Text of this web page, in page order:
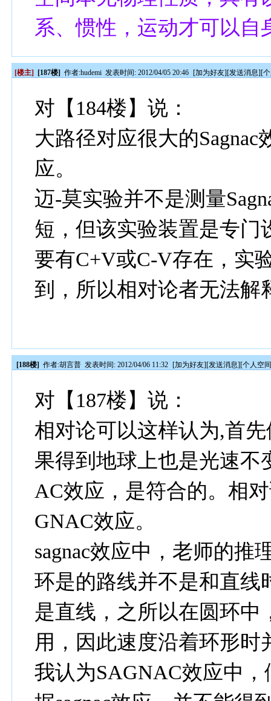
系、惯性，运动才可以自
[楼主] [187楼] 作者:hudemi 发表时间: 2012/04/05 20:46 [加为好友][发送消息][
对【184楼】说：
大路径对应很大的Sagnac
应。
迈-莫实验并不是测量
短，但该实验装置是专门
要有C+V或C-V存在，实
到，所以相对论者无法解
[188楼] 作者:胡言普 发表时间: 2012/04/06 11:32 [加为好友][发送消息][个人空
对【187楼】说：
相对论可以这样认为,首
果得到地球上也是光速不
AC效应，是符合的。相
GNAC效应。
sagnac效应中，老师的推
环是的路线并不是和直线
是直线，之所以在圆环中
用，因此速度沿着环形
我认为SAGNAC效应中